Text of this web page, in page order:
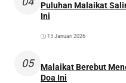
Puluhan Malaikat
Ini
15 Januari 2026
05
Malaikat Berebut
Doa Ini